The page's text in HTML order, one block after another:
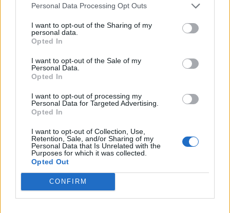
Personal Data Processing Opt Outs
I want to opt-out of the Sharing of my
personal data.
Opted In
I want to opt-out of the Sale of my
Personal Data.
Opted In
I want to opt-out of processing my
Personal Data for Targeted Advertising.
Opted In
I want to opt-out of Collection, Use,
Retention, Sale, and/or Sharing of my
Personal Data that Is Unrelated with the
Purposes for which it was collected.
Opted Out
CONFIRM
Máltai kaland 7.
nyílik – Villa...